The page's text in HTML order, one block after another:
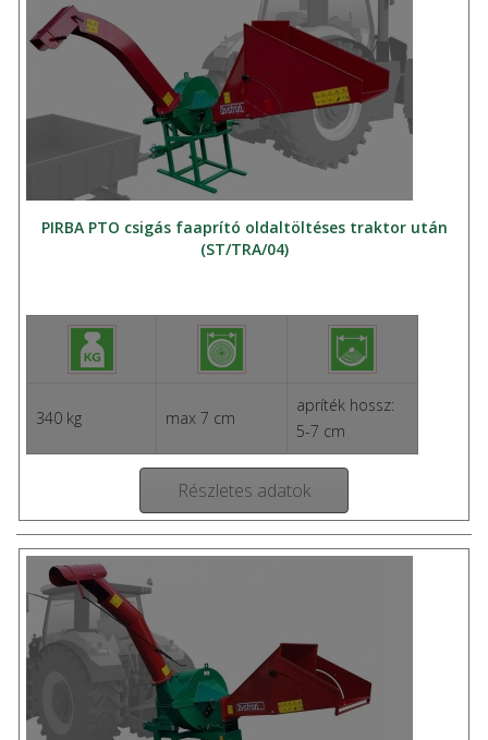
PIRBA PTO csigás faaprító oldaltöltéses traktor után
(ST/TRA/04)
340 kg max 7 cm
apríték hossz:
5-7 cm
Részletes adatok